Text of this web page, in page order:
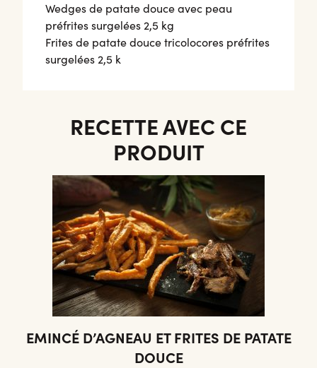
Wedges de patate douce avec peau
préfrites surgelées 2,5 kg
Frites de patate douce tricolocores préfrites
surgelées 2,5 k
RECETTE AVEC CE
PRODUIT
EMINCÉ D’AGNEAU ET FRITES DE PATATE
DOUCE